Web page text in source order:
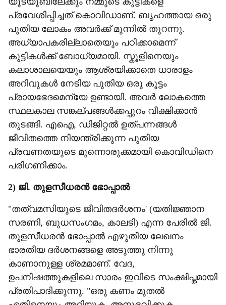
പ്രവേശിപ്പിച്ചത് കൊവിഡാണ്. ബൃഹത്തായ ഒരു
പുതിയ ലോകം അവർക്ക് മുന്നിൽ തുറന്നു.
അധ്യാപകരില്ലാതെയും പഠിക്കാമെന്ന്
കുട്ടികൾക്ക് ബോധ്യമായി. സ്കൂളിനെയും
കലാശാലയെയും ആശ്രയിക്കാതെ ധാരാളം
അറിവുകൾ നേടിയ പുതിയ ഒരു കൂട്ടം
പ്രായഭേദമെന്യേ ഉണ്ടായി. അവർ ലോകത്തെ
സ്ഥലകാല സങ്കല്പങ്ങൾക്കപ്പുറം വീക്ഷിക്കാൻ
തുടങ്ങി. എഐ, ഡിജിറ്റൽ ഉത്പന്നങ്ങൾ
ജീവിതത്തെ നിയന്ത്രിക്കുന്ന പുതിയ
പ്രവണതയുടെ മുന്നൊരുക്കമായി കൊവിഡിനെ
പരിഗണിക്കാം.
2) ജി. തുളസീധരൻ ഭോപ്പാൽ
"തത്വമസിയുടെ ജീവിതദർശനം' (യതിജ്ഞാന
സരണി, ബുധസംഗമം, കാലടി) എന്ന പേരിൽ ജി.
തുളസീധരൻ ഭോപ്പാൽ എഴുതിയ ലേഖനം
ഭാരതീയ ദർശനങ്ങളെ അടുത്തു നിന്നു
കാണാനുള്ള ശ്രമമാണ്. വേദ,
ഉപനിഷത്തുകളിലെ സാരം ഇവിടെ സംക്ഷിപ്തമായി
പ്രതിപാദിക്കുന്നു. "ഒരു കണം മുതൽ